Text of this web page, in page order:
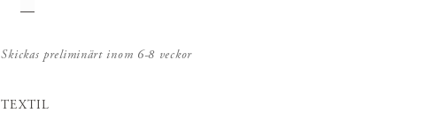
Skickas preliminärt inom 6-8 veckor
TEXTIL